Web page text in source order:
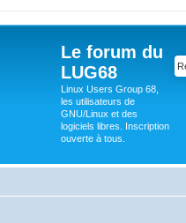
Le forum du
LUG68
Linux Users Group 68,
les utilisateurs de
GNU/Linux et des
logiciels libres. Inscription
ouverte à tous.